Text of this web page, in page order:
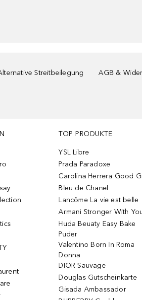
Streitbeilegung AGB &
TOP PRODUKTE
YSL Libre
Prada Paradoxe
Carolina Herrera Good
Bleu de Chanel
Lancôme La vie est belle
Armani Stronger With
Huda Beuaty Easy Bake
Puder
Valentino Born In Roma
Donna
DIOR Sauvage
Douglas Gutscheinkarte
Gisada Ambassador